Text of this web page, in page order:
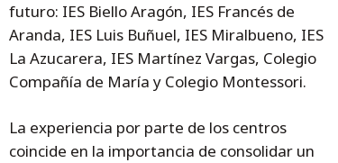
futuro: IES Biello Aragón, IES Francés de
Aranda, IES Luis Buñuel, IES Miralbueno, IES
La Azucarera, IES Martínez Vargas, Colegio
Compañía de María y Colegio Montessori.
La experiencia por parte de los centros
coincide en la importancia de consolidar un